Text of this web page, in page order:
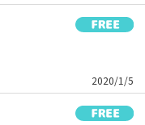
2020/1/5